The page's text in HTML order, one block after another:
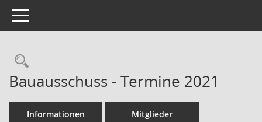
Toggle navigation
Rechercheauswahl
Bauausschuss - Termine 2021
Informationen Mitglieder